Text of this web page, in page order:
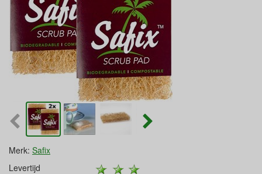
Merk: Safix
Levertijd